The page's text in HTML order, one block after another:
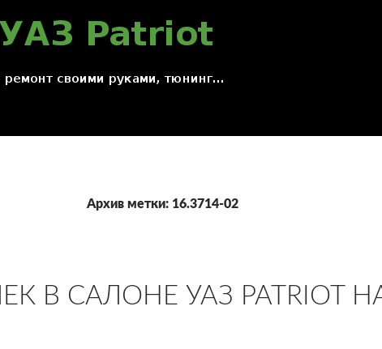
Архив метки: 16.3714-02
В САЛОНЕ УАЗ PATRIOT